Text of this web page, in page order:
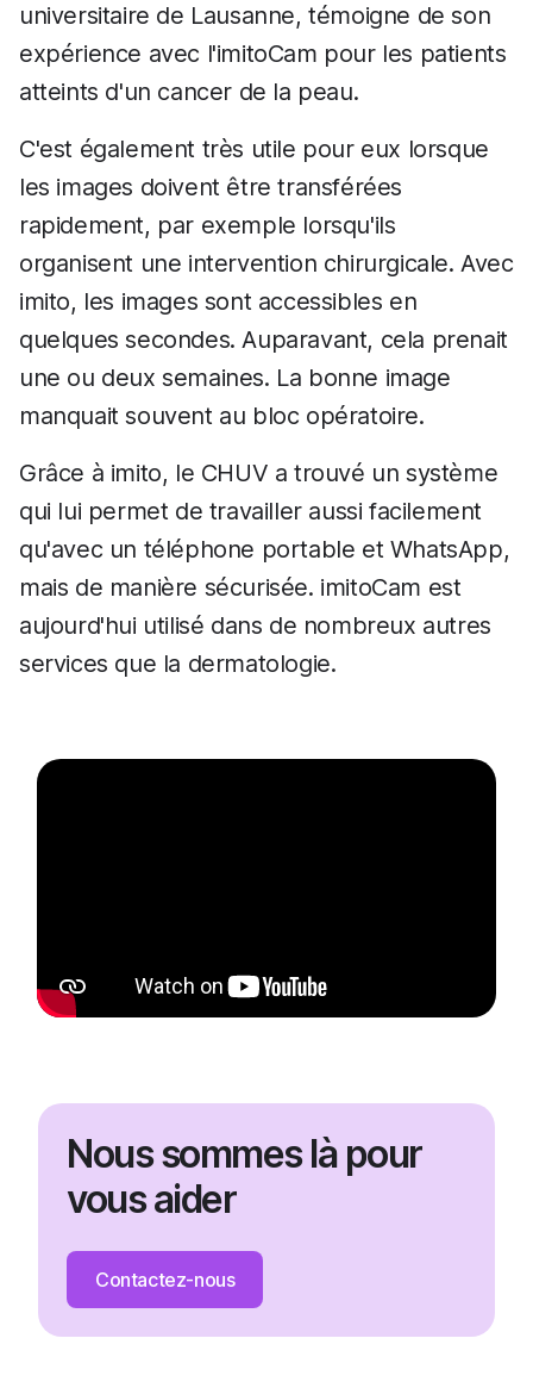
universitaire de Lausanne, témoigne de son
expérience avec l'imitoCam pour les patients
atteints d'un cancer de la peau.
C'est également très utile pour eux lorsque
les images doivent être transférées
rapidement, par exemple lorsqu'ils
organisent une intervention chirurgicale. Avec
imito, les images sont accessibles en
quelques secondes. Auparavant, cela prenait
une ou deux semaines. La bonne image
manquait souvent au bloc opératoire.
Grâce à imito, le CHUV a trouvé un système
qui lui permet de travailler aussi facilement
qu'avec un téléphone portable et WhatsApp,
mais de manière sécurisée. imitoCam est
aujourd'hui utilisé dans de nombreux autres
services que la dermatologie.
Nous sommes là pour
vous aider
Contactez-nous